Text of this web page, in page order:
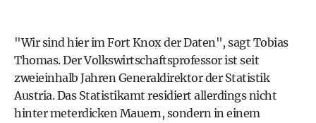
"Wir sind hier im Fort Knox der Daten", sagt Tobias
Thomas. Der Volkswirtschaftsprofessor ist seit
zweieinhalb Jahren Generaldirektor der Statistik
Austria. Das Statistikamt residiert allerdings nicht
hinter meterdicken Mauern, sondern in einem